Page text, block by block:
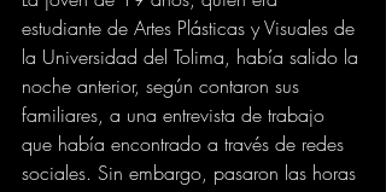
estudiante de Artes Plásticas y Visuales de
la Universidad del Tolima, había salido la
noche anterior, según contaron sus
familiares, a una entrevista de trabajo
que había encontrado a través de redes
sociales. Sin embargo, pasaron las horas